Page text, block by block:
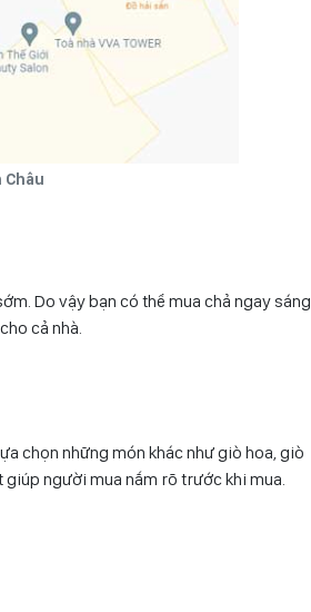
Châu
Do vậy bạn có thể mua chả ngay sáng
cả nhà.
chọn những món khác như giò hoa, giò
giúp người mua nắm rõ trước khi mua.